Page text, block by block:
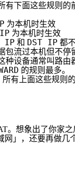
有下面这些规则的
为本机时生效
为本机时生效
IP 和 DST IP 都
包流过本机但不停
种设备通常叫路由
的规则最多。
所有上面这些规则
。想象出了你家
网」，还要再做几